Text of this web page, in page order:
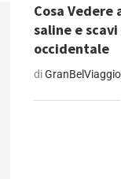
Cosa
saline e
occidentale
diGranBelViaggio